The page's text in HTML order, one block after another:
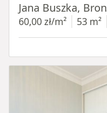
Jana Buszka,
60,00 zł/m² 53 m²